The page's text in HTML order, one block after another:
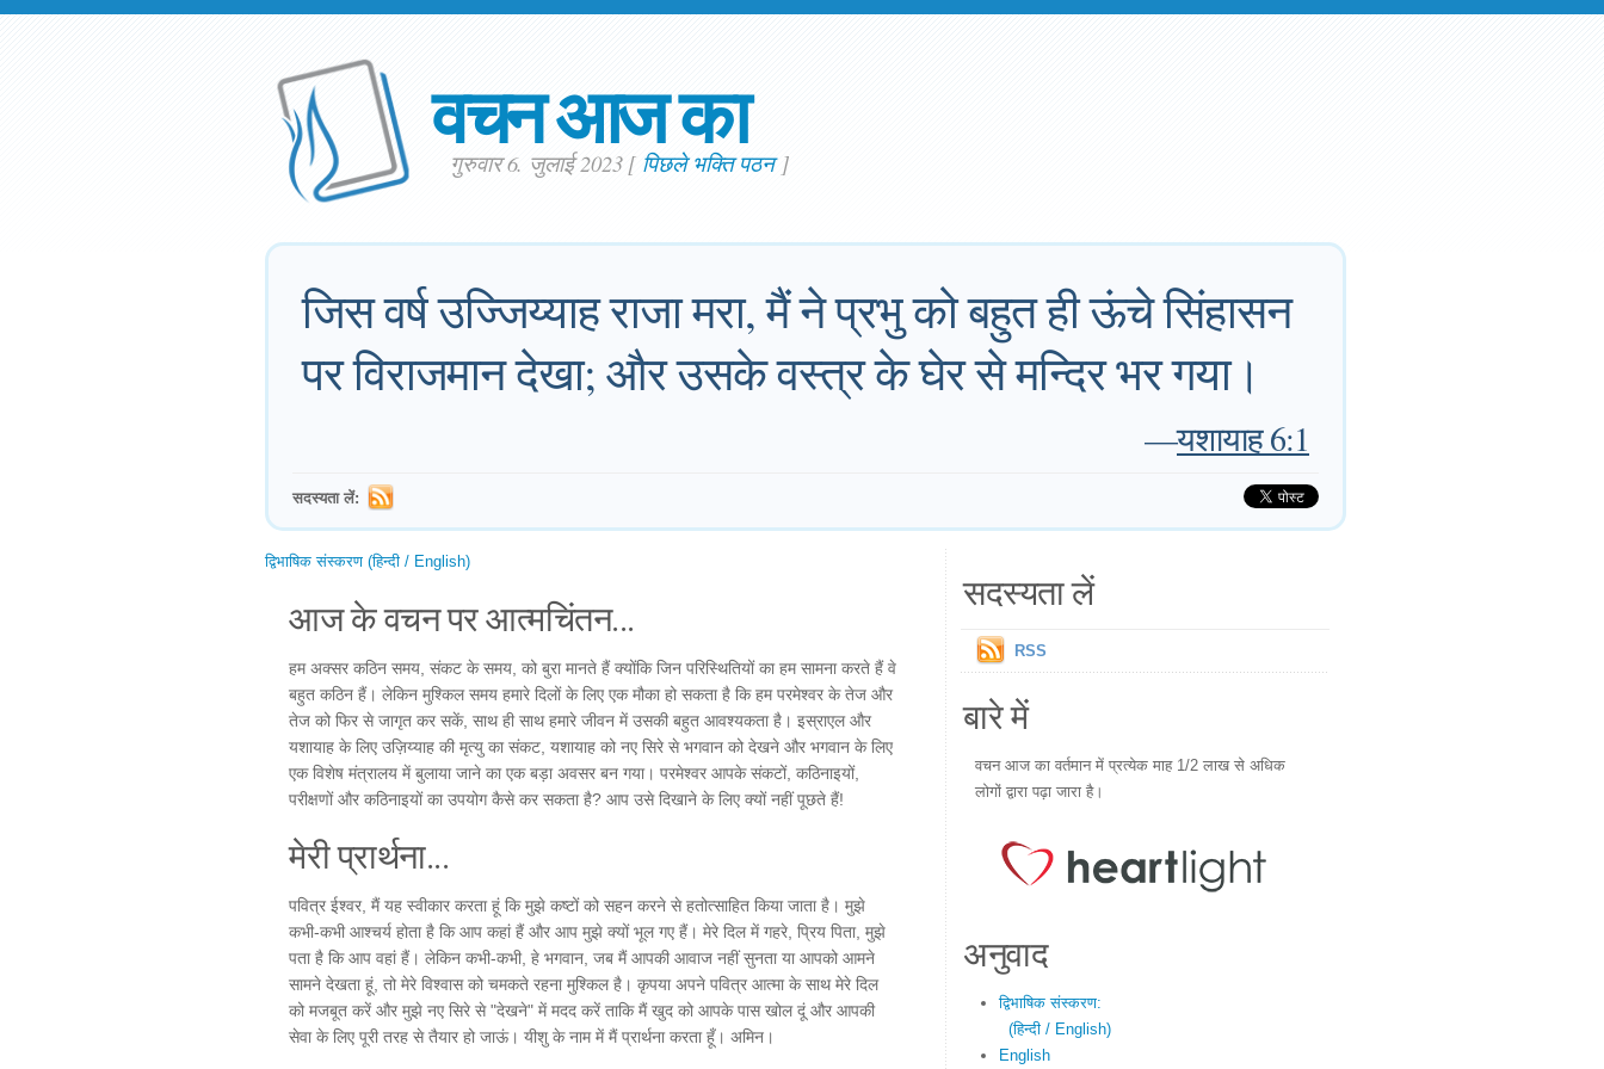
वचन आज का
गुरुवार 6. जुलाई 2023 [ पिछले भक्ति पठन]
जिस वर्ष उज्जिय्याह राजा मरा, मैं ने प्रभु को बहुत ही ऊंचे सिंहासन
पर विराजमान देखा; और उसके वस्त्र के घेर से मन्दिर भर गया।
—यशायाह 6:1
सदस्यता लें:
द्विभाषिक संस्करण (हिन्दी / English)
आज के वचन पर आत्मचिंतन...
हम अक्सर कठिन समय, संकट के समय, को बुरा मानते हैं क्योंकि जिन परिस्थितियों का हम सामना करते हैं वे
बहुत कठिन हैं। लेकिन मुश्किल समय हमारे दिलों के लिए एक मौका हो सकता है कि हम परमेश्वर के तेज और
तेज को फिर से जागृत कर सकें, साथ ही साथ हमारे जीवन में उसकी बहुत आवश्यकता है। इस्राएल और
यशायाह के लिए उज़िय्याह की मृत्यु का संकट, यशायाह को नए सिरे से भगवान को देखने और भगवान के लिए
एक विशेष मंत्रालय में बुलाया जाने का एक बड़ा अवसर बन गया। परमेश्वर आपके संकटों, कठिनाइयों,
परीक्षणों और कठिनाइयों का उपयोग कैसे कर सकता है? आप उसे दिखाने के लिए क्यों नहीं पूछते हैं!
मेरी प्रार्थना...
पवित्र ईश्वर, मैं यह स्वीकार करता हूं कि मुझे कष्टों को सहन करने से हतोत्साहित किया जाता है। मुझे
कभी-कभी आश्चर्य होता है कि आप कहां हैं और आप मुझे क्यों भूल गए हैं। मेरे दिल में गहरे, प्रिय पिता, मुझे
पता है कि आप वहां हैं। लेकिन कभी-कभी, हे भगवान, जब मैं आपकी आवाज नहीं सुनता या आपको आमने
सामने देखता हूं, तो मेरे विश्वास को चमकते रहना मुश्किल है। कृपया अपने पवित्र आत्मा के साथ मेरे दिल
को मजबूत करें और मुझे नए सिरे से "देखने" में मदद करें ताकि मैं खुद को आपके पास खोल दूं और आपकी
सेवा के लिए पूरी तरह से तैयार हो जाऊं। यीशु के नाम में मैं प्रार्थना करता हूँ। अमिन।
सदस्यता लें
RSS
बारे में
वचन आज का वर्तमान में प्रत्येक माह 1/2 लाख से अधिक
लोगों द्वारा पढ़ा जारा है।
अनुवाद
द्विभाषिक संस्करण:
(हिन्दी / English)
English